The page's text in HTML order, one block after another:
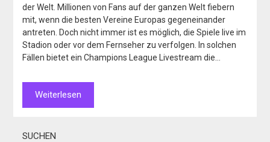
der Welt. Millionen von Fans auf der ganzen Welt fiebern
mit, wenn die besten Vereine Europas gegeneinander
antreten. Doch nicht immer ist es möglich, die Spiele live im
Stadion oder vor dem Fernseher zu verfolgen. In solchen
Fällen bietet ein Champions League Livestream die…
Weiterlesen
SUCHEN